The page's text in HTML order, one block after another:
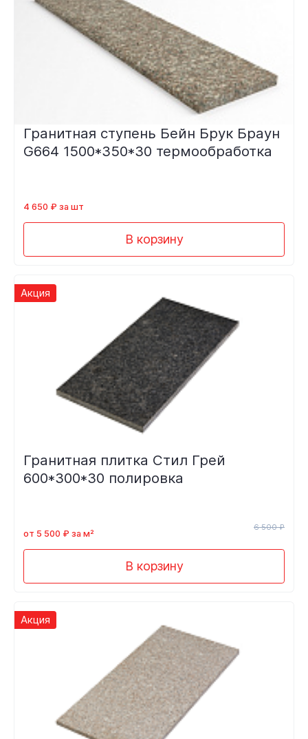
Гранитная ступень Бейн Брук Браун
G664 1500*350*30 термообработка
4 650 ₽ за шт
В корзину
Акция
Гранитная плитка Стил Грей
600*300*30 полировка
от 5 500 ₽ за м²
6 500 ₽
В корзину
Акция